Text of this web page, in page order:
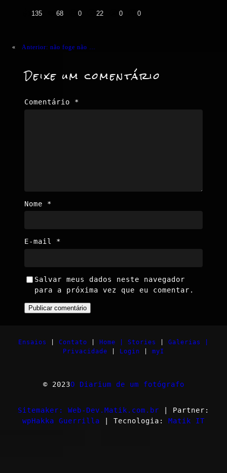
135 68 0 22 0 0
« Anterior: não foge não …
Deixe um comentário
Comentário *
Nome *
E-mail *
Salvar meus dados neste navegador
para a próxima vez que eu comentar.
Ensaios Contato Home | Stories
Galerias |
Privacidade
Login myI
© 2023O Diarium de um fotógrafo
Sitemaker: Web-Dev.Matik.com.br | Partner:
wpHakka Guerrilla | Tecnologia: Matik IT